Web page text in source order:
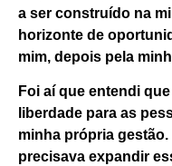
a ser construído na
horizonte de
mim, depois pela
Foi aí que entendi
liberdade para as
minha própria
precisava expandir